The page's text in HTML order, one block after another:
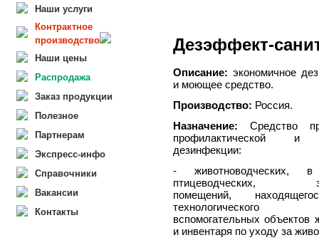
Наши услуги
Контрактное
производство
Наши цены
Распродажа
Заказ продукции
Полезное
Партнерам
Экспресс-инфо
Справочники
Вакансии
Контакты
Дезэффект-
Описание: экономичное
и моющее средство.
Производство: Россия.
Назначение: Средство
профилактической и
дезинфекции:
- животноводческих,
птицеводческих,
помещений,
технологического
вспомогательных объектов
и инвентаря по уходу за